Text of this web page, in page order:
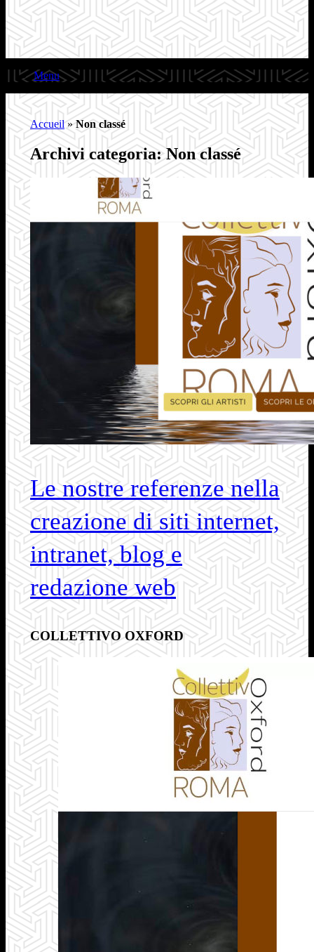
Menu
Accueil»Non classé
Archivi categoria:Non classé
Le nostre referenze nella
creazione di siti internet,
intranet, blog e
redazione web
COLLETTIVO OXFORD